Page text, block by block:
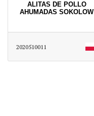
ALITAS DE POLLO
AHUMADAS SOKOLOW
2020510011